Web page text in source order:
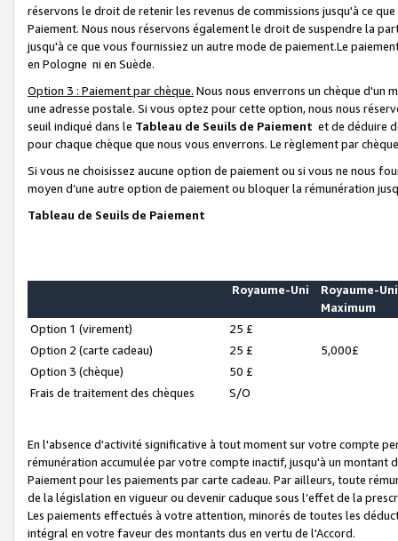
réservons le droit de retenir les revenus de commissions jusqu'à ce
Paiement. Nous nous réservons également le droit de suspendre la
jusqu'à ce que vous fournissiez un autre mode de paiement.Le
en Pologne ni en Suède.
Option 3 : Paiement par chèque. Nous nous enverrons un chèque d'un
une adresse postale. Si vous optez pour cette option, nous nous
seuil indiqué dans le Tableau de Seuils de Paiement et de déduire
pour chaque chèque que nous vous enverrons. Le règlement par
Si vous ne choisissez aucune option de paiement ou si vous ne nous
moyen d’une autre option de paiement ou bloquer la rémunération
Tableau de Seuils de Paiement
Royaume-Uni
Royaume-Uni
Maximum
Option 1 (virement)
25 £
Option 2 (carte cadeau)
25 £
5,000£
Option 3 (chèque)
50 £
Frais de traitement des chèques
S/O
En l'absence d'activité significative à tout moment sur votre compte
rémunération accumulée par votre compte inactif, jusqu'à un montant
Paiement pour les paiements par carte cadeau. Par ailleurs, toute
de la législation en vigueur ou devenir caduque sous l’effet de la
Les paiements effectués à votre attention, minorés de toutes les
intégral en votre faveur des montants dus en vertu de l'Accord.